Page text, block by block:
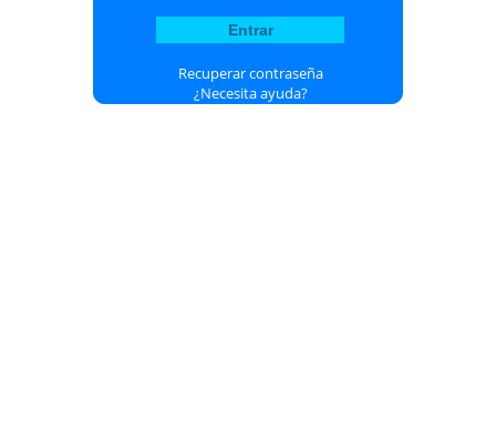
Recuperar contraseña
¿Necesita ayuda?